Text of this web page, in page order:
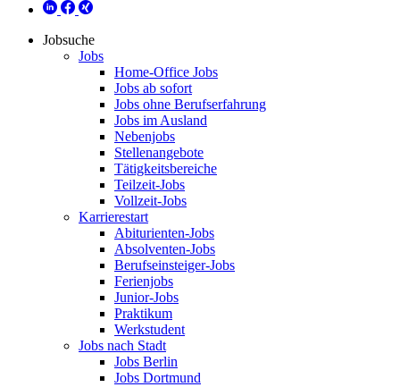
Jobsuche
Jobs
Home-Office Jobs
Jobs ab sofort
Jobs ohne Berufserfahrung
Jobs im Ausland
Nebenjobs
Stellenangebote
Tätigkeitsbereiche
Teilzeit-Jobs
Vollzeit-Jobs
Karrierestart
Abiturienten-Jobs
Absolventen-Jobs
Berufseinsteiger-Jobs
Ferienjobs
Junior-Jobs
Praktikum
Werkstudent
Jobs nach Stadt
Jobs Berlin
Jobs Dortmund